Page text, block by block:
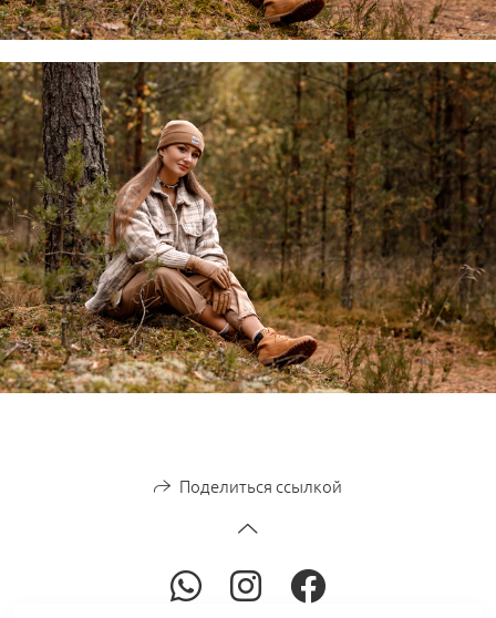
Поделиться ссылкой